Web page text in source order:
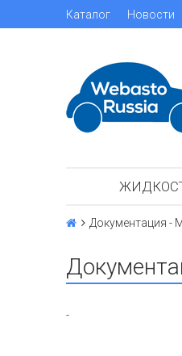
Каталог Новости
Документация -
-